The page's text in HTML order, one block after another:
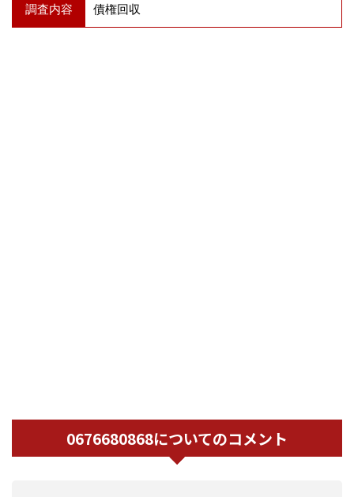
調査内容 債権回収
0676680868についてのコメント